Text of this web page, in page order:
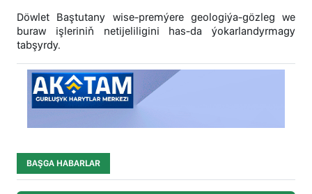
Döwlet Baştutany wise-premýere geologiýa-gözleg we
buraw işleriniň netijeliligini has-da ýokarlandyrmagy
tabşyrdy.
BAŞGA HABARLAR